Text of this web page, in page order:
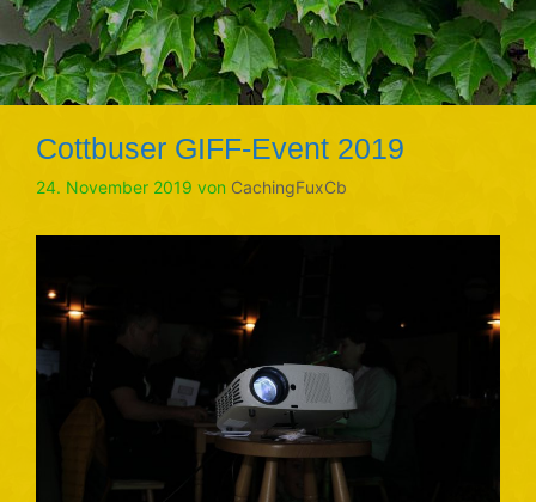
Cottbuser GIFF-Event 2019
24. November 2019 von CachingFuxCb